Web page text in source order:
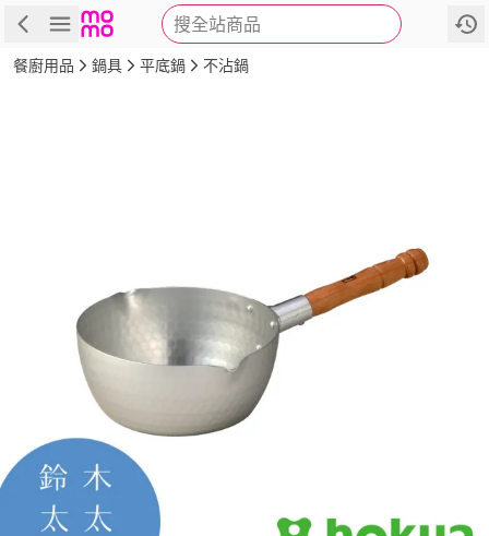
搜全站商品
商品 評價 詳情
餐廚用品 鍋具 平底鍋 不沾鍋